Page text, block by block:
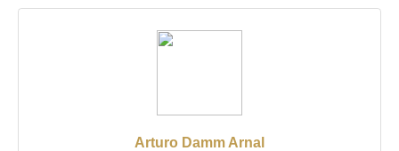
Arturo Damm Arnal